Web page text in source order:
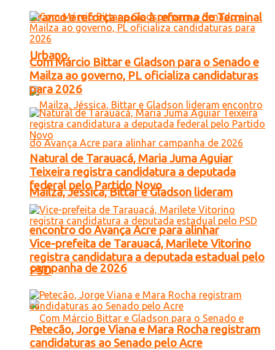
Branco e reforça apoio à reforma do Terminal
Urbano
Mailza, Jéssica, Bittar e Gladson lideram
encontro do Avança Acre para alinhar
campanha de 2026
Com Márcio Bittar e Gladson para o Senado e
Mailza ao governo, PL oficializa candidaturas
para 2026
Natural de Tarauacá, Maria Juma Aguiar
Teixeira registra candidatura a deputada
federal pelo Partido Novo
Vice-prefeita de Tarauacá, Marilete Vitorino
registra candidatura a deputada estadual pelo
PSD
Petecão, Jorge Viana e Mara Rocha registram
candidaturas ao Senado pelo Acre